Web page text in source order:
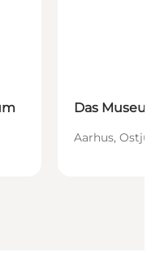
Das
Aarhus,